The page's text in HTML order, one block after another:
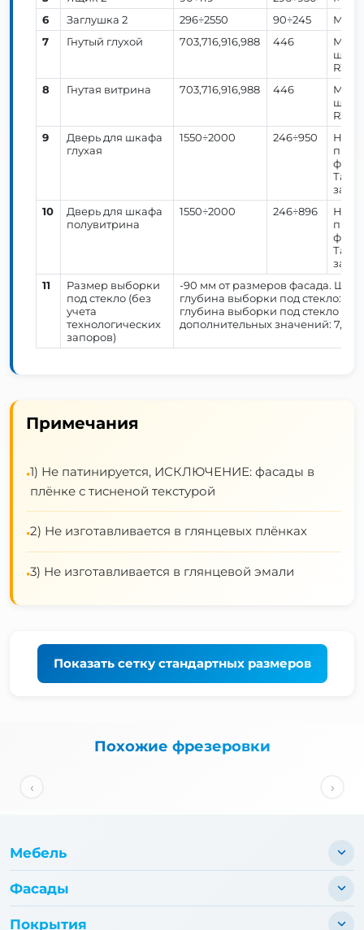
6
Заглушка 2 296÷2550 90÷245
МДФ:
7
Гнутый глухой 703,716,916,988 446
МДФ:
8
Гнутая витрина 703,716,916,988 446
МДФ:
9
Дверь для шкафа
глухая
1550÷2000 246÷950
10
Дверь для шкафа
полувитрина
1550÷2000 246÷896
11
Размер выборки
под стекло (без
учета
технологических
запоров)
-90 мм от размеров фасада.
глубина выборки под стекло:
глубина выборки под стекло 10
дополнительных значений: 7, 8
Примечания
•1) Не патинируется, ИСКЛЮЧЕНИЕ: фасады в
плёнке с тисненой текстурой
•2) Не изготавливается в глянцевых плёнках
•3) Не изготавливается в глянцевой эмали
Показатьсетку стандартных размеров
Похожие фрезеровки
‹ ›
Мебель
Фасады
Покрытия